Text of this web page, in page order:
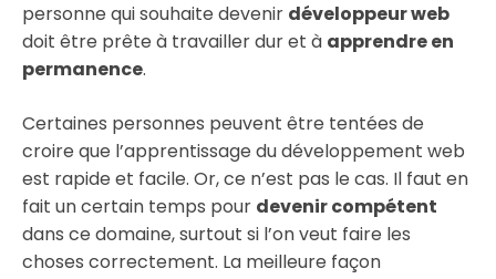
personne qui souhaite devenir développeur web
doit être prête à travailler dur et à apprendre en
permanence.
Certaines personnes peuvent être tentées de
croire que l’apprentissage du développement web
est rapide et facile. Or, ce n’est pas le cas. Il faut en
fait un certain temps pour devenir compétent
dans ce domaine, surtout si l’on veut faire les
choses correctement. La meilleure façon